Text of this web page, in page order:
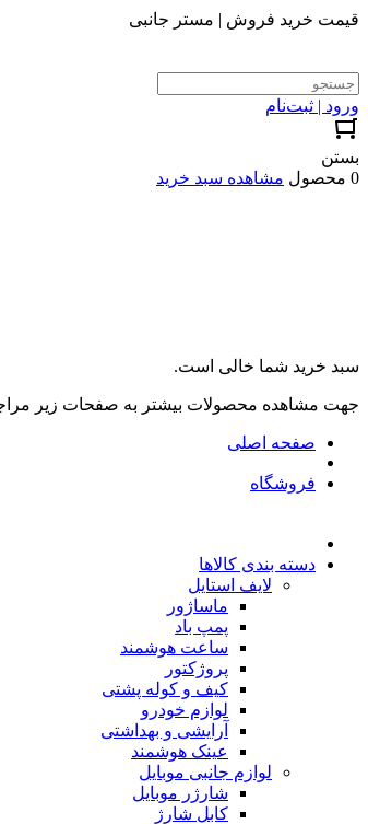
قیمت خرید فروش | مستر جانبی
ورود | ثبت‌نام
بستن
0 محصول
مشاهده سبد خرید
سبد خرید شما خالی است.
جهت مشاهده محصولات بیشتر به صفحات زیر
صفحه اصلی
فروشگاه
دسته بندی کالاها
لایف استایل
ماساژور
پمپ باد
ساعت هوشمند
پروژکتور
کیف و کوله پشتی
لوازم خودرو
آرایشی و بهداشتی
عینک هوشمند
لوازم جانبی موبایل
شارژر موبایل
کابل شارژ